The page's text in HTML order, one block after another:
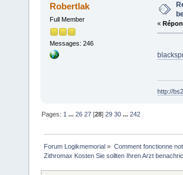
Robertlak
Full Member
Messages: 246
«
http://
Pages: 1 ...26 27 [28]29 30 ...242
Forum Logikmemorial » Comment fonctionne
Zithromax Kosten Sie sollten Ihren Arzt